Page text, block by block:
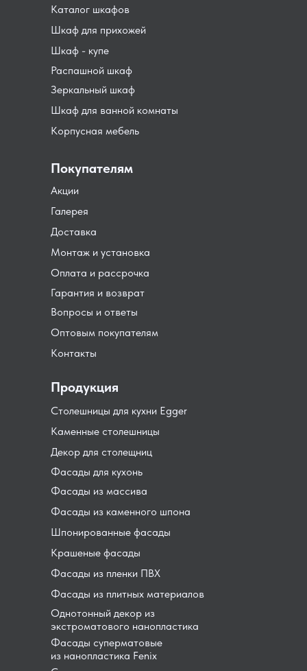
Гарантия и возврат
Монтаж и установка
Доставка
Оплата и рассрочка
Оптовым покупателям
Контакты
Вопросы и ответы
Фасады для кухонь
Каменные столешницы
Столешницы для кухни Egger
Декор для столещниц
Шпонированные фасады
Фасады из массива
Фасады из каменного шпона
Крашеные фасады
Фасады из пленки ПВХ
Фасады из плитных материалов
Однотонный декор из
экстроматового нанопластика
Фасады суперматовые
из нанопластика Fenix
Распашной шкаф
Шкаф для прихожей
Шкаф - купе
Каталог шкафов
Шкаф для ванной комнаты
Зеркальный шкаф
Корпусная мебель
Акции
Галерея
Покупателям
Продукция